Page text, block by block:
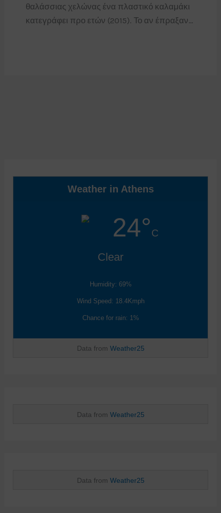
θαλάσσιας χελώνας ένα πλαστικό καλαμάκι
κατεγράφει προ ετών (2015). Το αν έπραξαν…
Weather in Athens
24°C
Clear
Humidity: 69%
Wind Speed: 18.4Kmph
Chance for rain: 1%
Data from Weather25
Data from Weather25
Data from Weather25